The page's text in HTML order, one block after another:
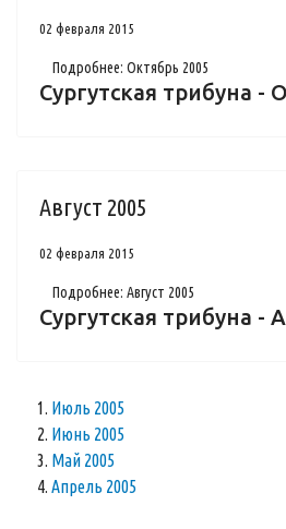
02 февраля 2015
Подробнее: Октябрь 2005
Сургутская трибуна -
Август 2005
02 февраля 2015
Подробнее: Август 2005
Сургутская трибуна -
Июль 2005
Июнь 2005
Май 2005
Апрель 2005